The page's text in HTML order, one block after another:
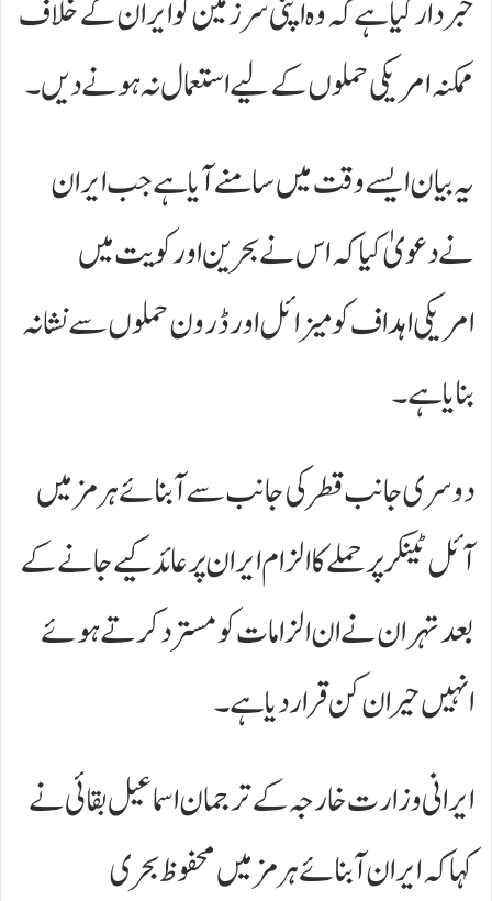
خبردار کیا ہے کہ وہ اپنی سرزمین کو ایران کے خلاف
ممکنہ امریکی حملوں کے لیے استعمال نہ ہونے دیں۔
یہ بیان ایسے وقت میں سامنے آیا ہے جب ایران
نے دعویٰ کیا کہ اس نے بحرین اور کویت میں
امریکی اہداف کو میزائل اور ڈرون حملوں سے نشانہ
بنایا ہے۔
دوسری جانب قطر کی جانب سے آبنائے ہرمز میں
آئل ٹینکر پر حملے کا الزام ایران پر عائد کیے جانے کے
بعد تہران نے ان الزامات کو مسترد کرتے ہوئے
انہیں حیران کن قرار دیا ہے۔
ایرانی وزارت خارجہ کے ترجمان اسماعیل بقائی نے
کہا کہ ایران آبنائے ہرمز میں محفوظ بحری